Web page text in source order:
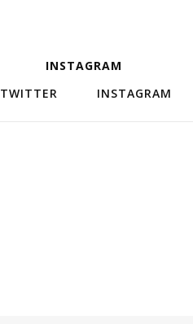
INSTAGRAM
TWITTER INSTAGRAM